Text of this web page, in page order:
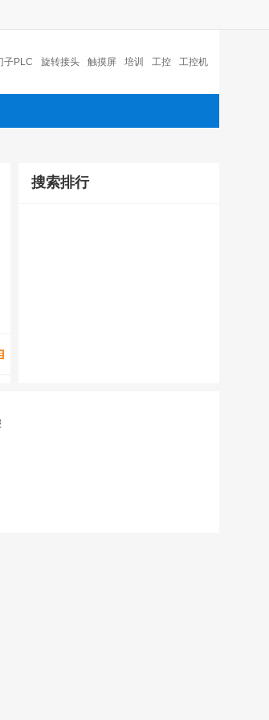
子PLC 旋转接头 触摸屏 培训 工控 工控机
器 球阀 plc 阀门
搜索排行